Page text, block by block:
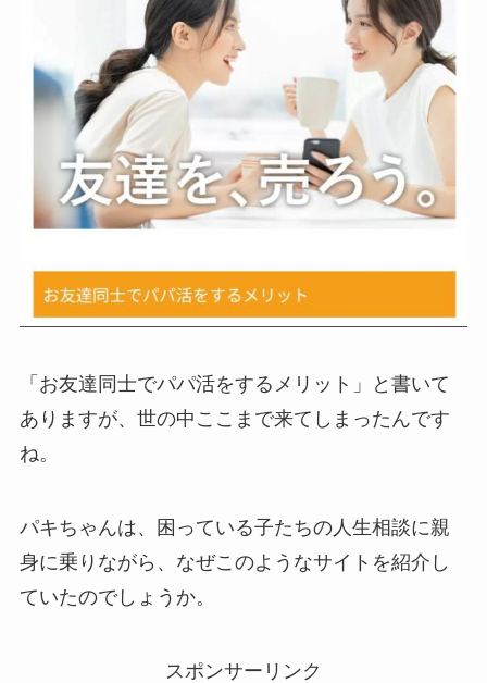
「お友達同士でパパ活をするメリット」と書いて
ありますが、世の中ここまで来てしまったんです
ね。
パキちゃんは、困っている子たちの人生相談に親
身に乗りながら、なぜこのようなサイトを紹介し
ていたのでしょうか。
スポンサーリンク